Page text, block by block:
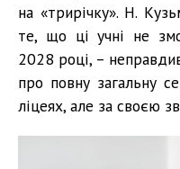
на «трирічку». Н.
те, що ці учні не
2028 році, –
про повну загальну
ліцеях, але за своєю